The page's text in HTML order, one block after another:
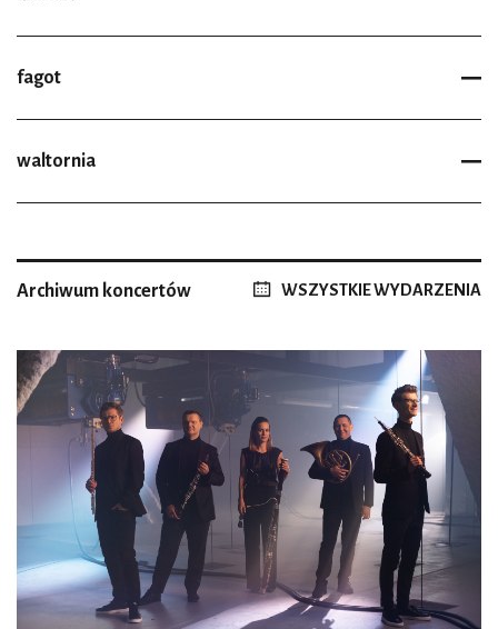
fagot
waltornia
Archiwum koncertów WSZYSTKIE WYDARZENIA